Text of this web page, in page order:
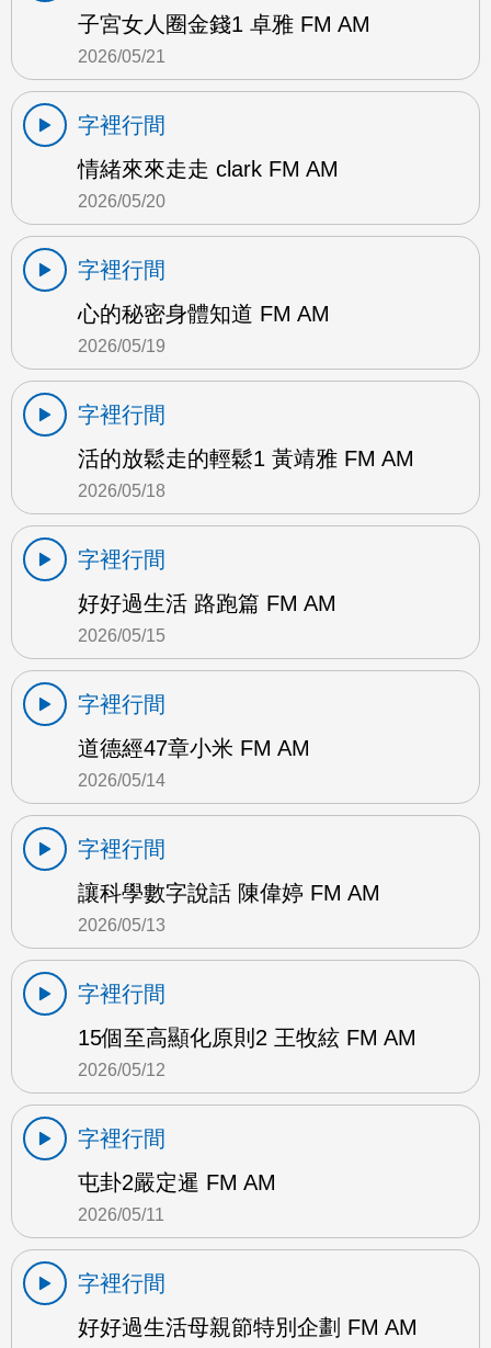
子宮女人圈金錢1 卓雅 FM AM
2026/05/21
字裡行間
情緒來來走走 clark FM AM
2026/05/20
字裡行間
心的秘密身體知道 FM AM
2026/05/19
字裡行間
活的放鬆走的輕鬆1 黃靖雅 FM AM
2026/05/18
字裡行間
好好過生活 路跑篇 FM AM
2026/05/15
字裡行間
道德經47章小米 FM AM
2026/05/14
字裡行間
讓科學數字說話 陳偉婷 FM AM
2026/05/13
字裡行間
15個至高顯化原則2 王牧絃 FM AM
2026/05/12
字裡行間
屯卦2嚴定暹 FM AM
2026/05/11
字裡行間
好好過生活母親節特別企劃 FM AM